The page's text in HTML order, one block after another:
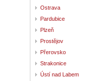
Ostrava
Pardubice
Plzeň
Prostějov
Přerovsko
Strakonice
Ústí nad Labem